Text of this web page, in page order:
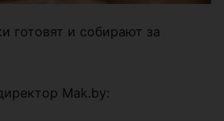
готовят и собирают за
Mak.by: